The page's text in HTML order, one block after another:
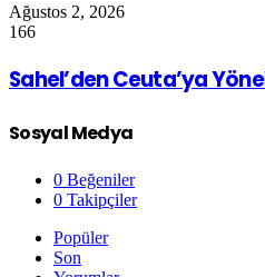
Ağustos 2, 2026
166
Sahel’den Ceuta’ya
Sosyal Medya
0 Beğeniler
0 Takipçiler
Popüler
Son